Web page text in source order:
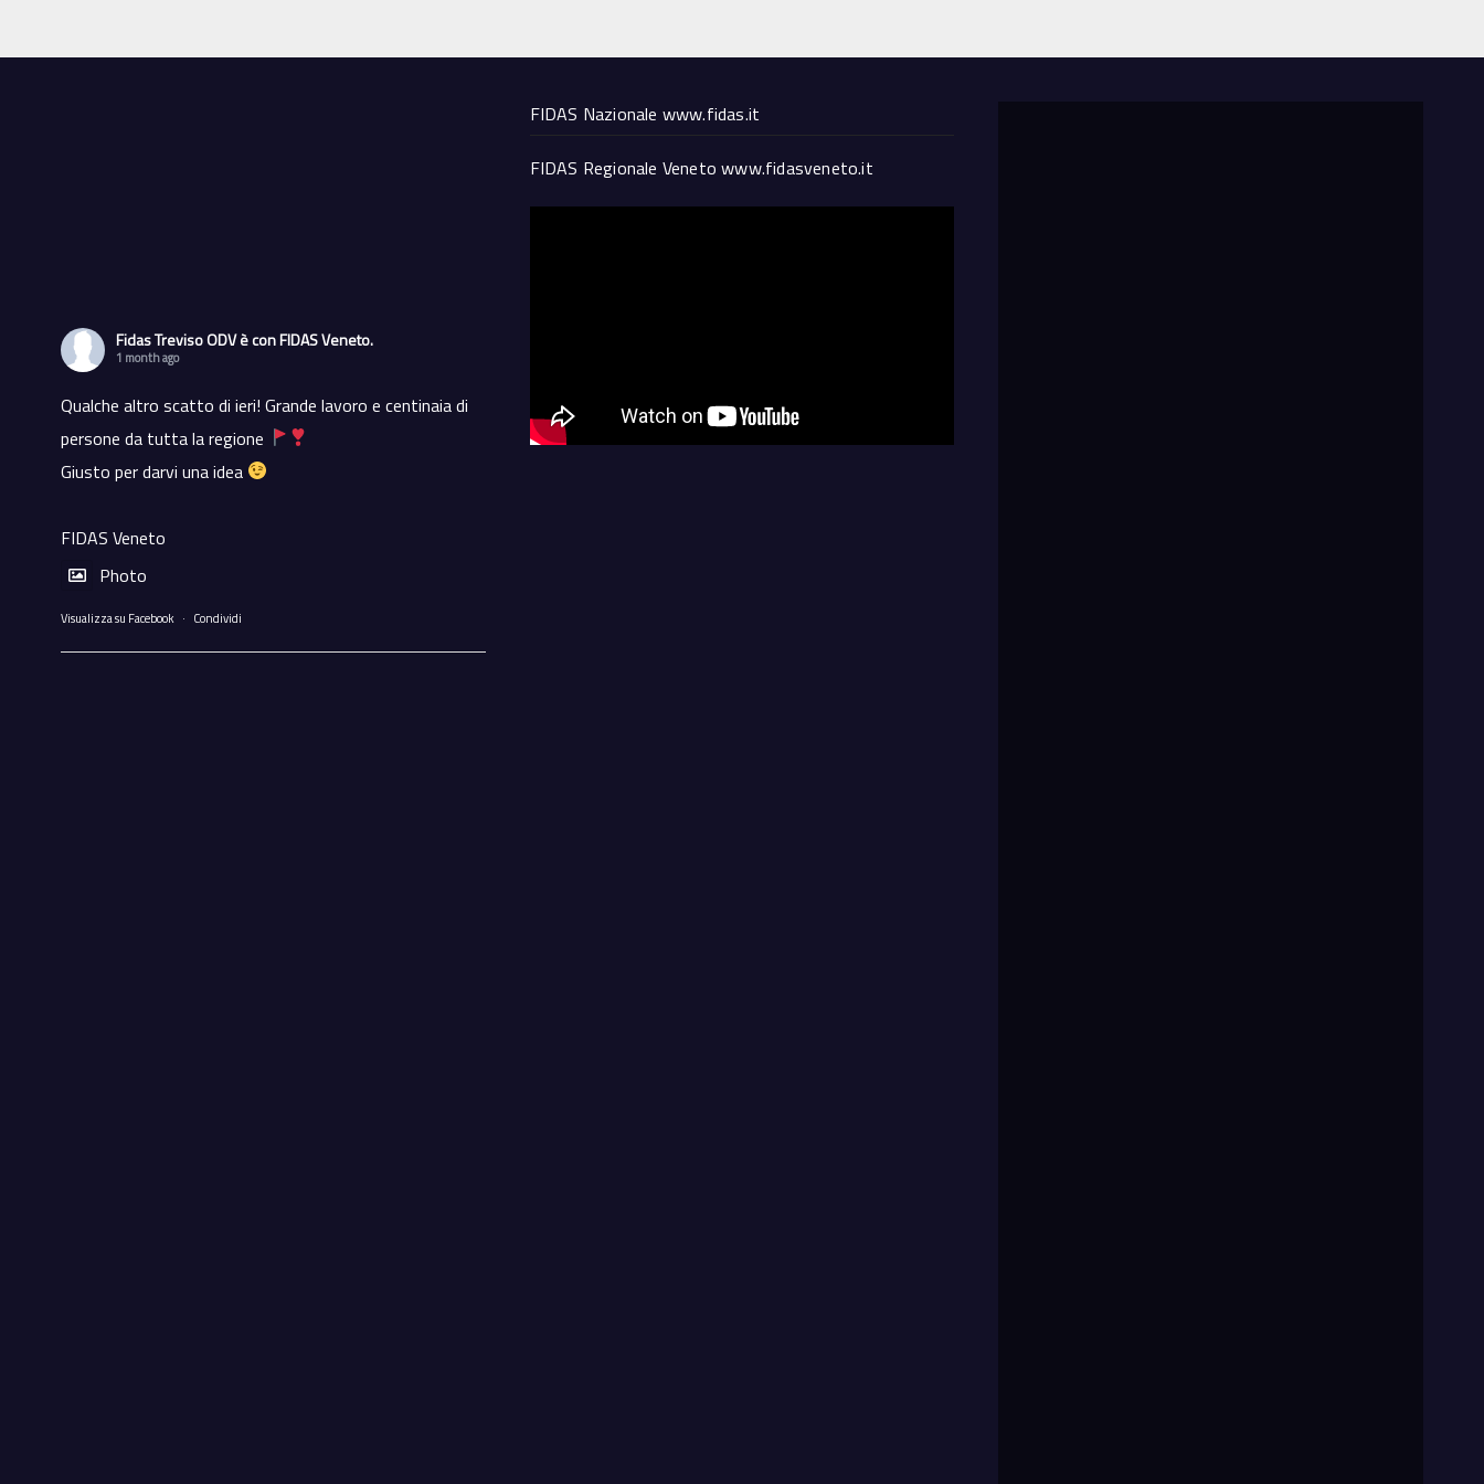
Fidas Treviso ODVè con FIDAS Veneto.
1 month ago
Qualche altro scatto di ieri! Grande lavoro e centinaia di
persone da tutta la regione
Giusto per darvi una idea
FIDAS Veneto
Photo
Visualizza su Facebook · Condividi
FIDAS Nazionale www.fidas.it
FIDAS Regionale Venetowww.fidasveneto.it